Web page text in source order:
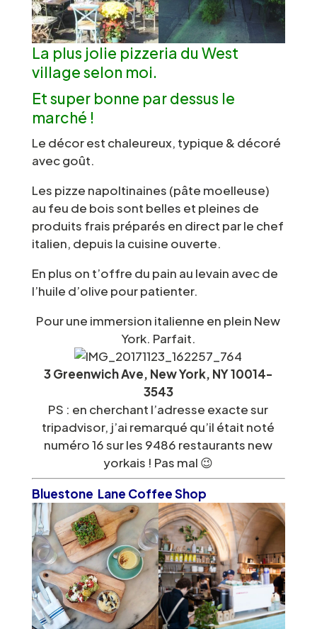
La plus jolie pizzeria du West
village selon moi.
Et super bonne par dessus le
marché !
Le décor est chaleureux, typique & décoré
avec goût.
Les pizze napoltinaines (pâte moelleuse)
au feu de bois sont belles et pleines de
produits frais préparés en direct par le chef
italien, depuis la cuisine ouverte.
En plus on t’offre du pain au levain avec de
l’huile d’olive pour patienter.
Pour une immersion italienne en plein New
York. Parfait.
3 Greenwich Ave, New York, NY 10014-
3543
PS : en cherchant l’adresse exacte sur
tripadvisor, j’ai remarqué qu’il était noté
numéro 16 sur les 9486 restaurants new
yorkais ! Pas mal 😉
Bluestone Lane Coffee Shop